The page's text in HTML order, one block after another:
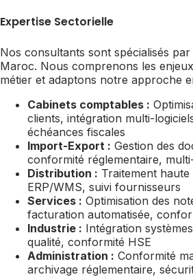
Expertise Sectorielle
Nos consultants sont spécialisés
Maroc. Nous comprenons les
métier et adaptons notre approche
Cabinets comptables :
clients, intégration multi-
échéances fiscales
Import-Export : Gestion des
conformité réglementaire,
Distribution : Traitement
ERP/WMS, suivi fournisseurs
Services : Optimisation des
facturation automatisée,
Industrie : Intégration
qualité, conformité HSE
Administration : Conformité
archivage réglementaire,